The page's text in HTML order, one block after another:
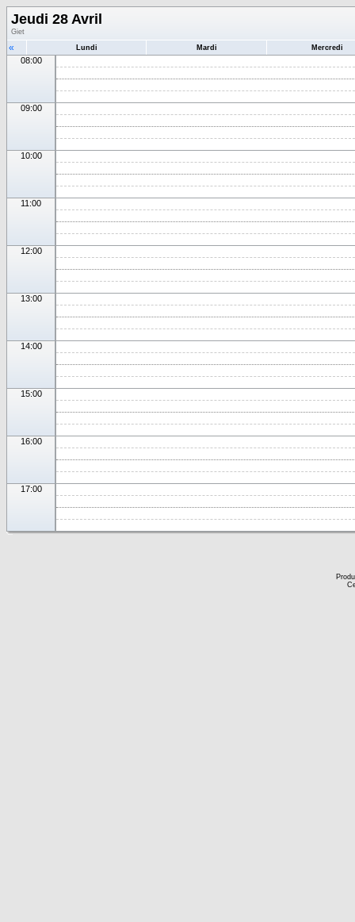
Jeudi 28 Avril
Giet
« Lundi Mardi Mercredi
08:00
09:00
10:00
11:00
12:00
13:00
14:00
15:00
16:00
17:00